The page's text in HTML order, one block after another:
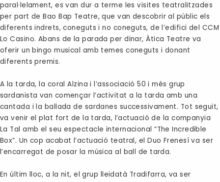
paral·lelament, es van dur a terme les visites teatralitzades
per part de Bao Bap Teatre, que van descobrir al públic els
diferents indrets, coneguts i no coneguts, de l’edifici del CCM
Lo Casino. Abans de la parada per dinar, Àtica Teatre va
oferir un bingo musical amb temes coneguts i donant
diferents premis.
A la tarda, la coral Alzina i l’associació 50 i més grup
sardanista van començar l’activitat a la tarda amb una
cantada i la ballada de sardanes successivament. Tot seguit,
va venir el plat fort de la tarda, l’actuació de la companyia
La Tal amb el seu espectacle internacional “The Incredible
Box”. Un cop acabat l’actuació teatral, el Duo Frenesí va ser
l’encarregat de posar la música al ball de tarda.
En últim lloc, a la nit, el grup lleidatà Tradifarra, va ser